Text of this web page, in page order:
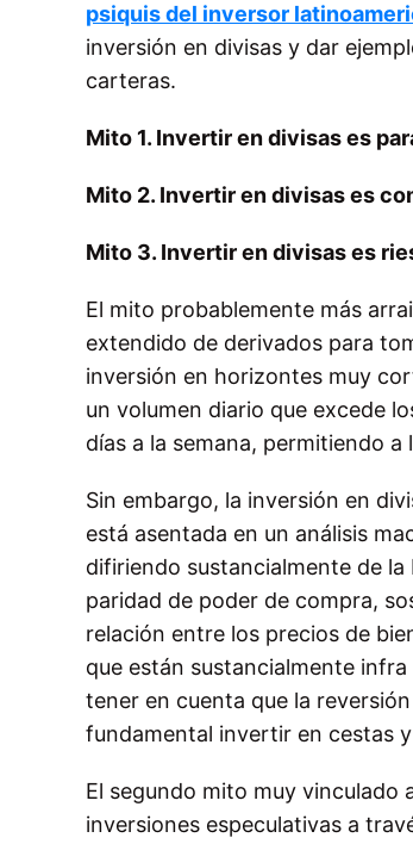
psiquis del inversor
inversión en divisas y dar
carteras.
Mito 1. Invertir en divisas es
Mito 2. Invertir en divisas es
Mito 3. Invertir en divisas es
El mito probablemente más
extendido de derivados para
inversión en horizontes muy
un volumen diario que excede
días a la semana, permitiendo
Sin embargo, la inversión en
está asentada en un análisis
difiriendo sustancialmente de la
paridad de poder de compra,
relación entre los precios de
que están sustancialmente
tener en cuenta que la
fundamental invertir en cestas
El segundo mito muy vinculado
inversiones especulativas a